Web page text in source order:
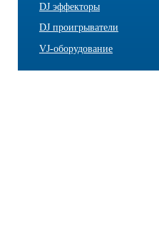
DJ эффекторы
DJ проигрыватели
VJ-оборудование